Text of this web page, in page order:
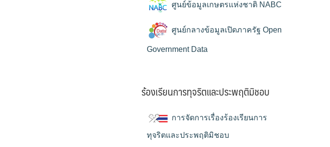
ศูนย์ข้อมูลเกษตรแห่งชาติ NABC
ศูนย์กลางข้อมูลเปิดภาครัฐ Open
Government Data
ร้องเรียนการทุจริตและประพฤติมิชอบ
การจัดการเรื่องร้องเรียนการ
ทุจริตและประพฤติมิชอบ